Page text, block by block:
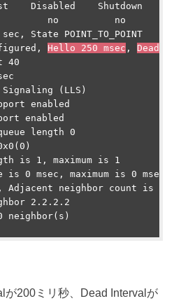
Disabled    Shutdown
no          no
State POINT_TO_POINT
Hello 250 msec , Dead 1
40
(LLS)
enabled
enabled
length 0
is 1, maximum is 1
is 0 msec, maximum is 0 msec
Adjacent neighbor count is 1
2.2.2.2
neighbor(s)
が200ミリ秒、Dead Intervalが